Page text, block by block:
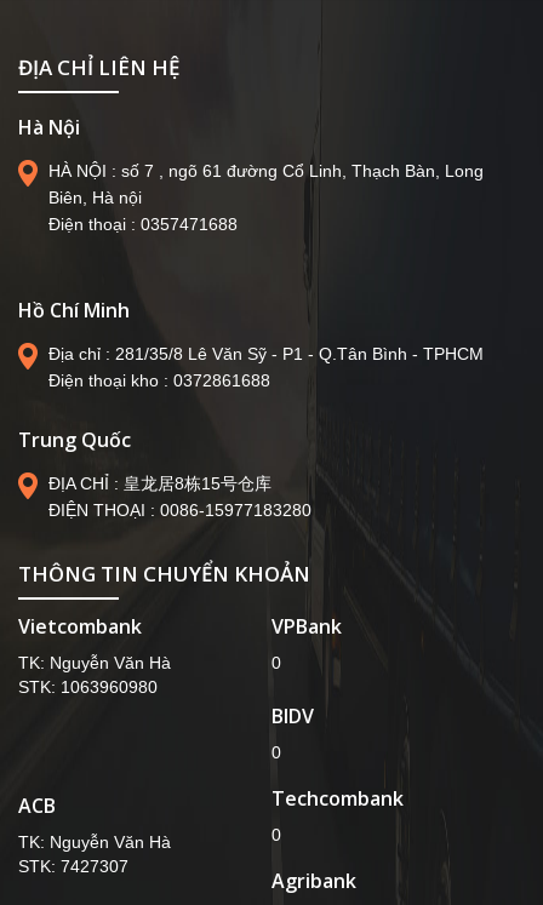
ĐỊA CHỈ LIÊN HỆ
Hà Nội
HÀ NỘI : số 7 , ngõ 61 đường Cổ Linh, Thạch Bàn, Long
Biên, Hà nội
Điện thoại : 0357471688
Hồ Chí Minh
Địa chỉ : 281/35/8 Lê Văn Sỹ - P1 - Q.Tân Bình - TPHCM
Trung Quốc
ĐỊA CHỈ : 皇龙居8栋15号仓库
ĐIỆN THOẠI : 0086-15977183280
THÔNG TIN CHUYỂN KHOẢN
Vietcombank
TK: Nguyễn Văn Hà
STK: 1063960980
VPBank
0
BIDV
0
ACB
TK: Nguyễn Văn Hà
STK: 7427307
Techcombank
0
Agribank